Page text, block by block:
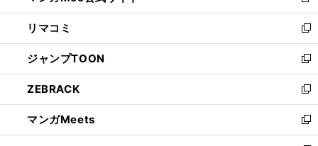
ウ
で
開
く
ン
ド
ウ
で
開
く
ウ
ィ
ン
ド
ウ
で
開
く
し
い
ウ
ィ
ン
ド
ウ
で
開
リマコミ
新
し
い
ウ
ィ
ン
ド
ウ
ジャンプTOON
新
し
い
ウ
ィ
ン
ZEBRACK
新
し
い
ウ
マンガMeets
新
し